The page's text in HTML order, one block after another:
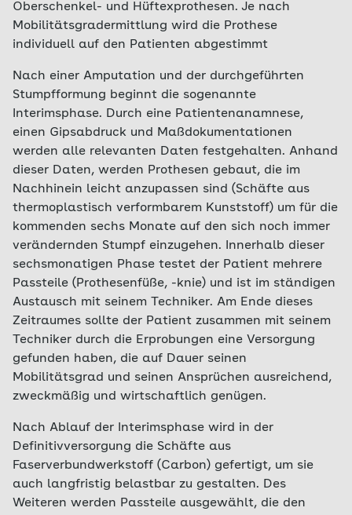
Oberschenkel- und Hüftexprothesen. Je nach
Mobilitätsgradermittlung wird die Prothese
individuell auf den Patienten abgestimmt
Nach einer Amputation und der durchgeführten
Stumpfformung beginnt die sogenannte
Interimsphase. Durch eine Patientenanamnese,
einen Gipsabdruck und Maßdokumentationen
werden alle relevanten Daten festgehalten. Anhand
dieser Daten, werden Prothesen gebaut, die im
Nachhinein leicht anzupassen sind (Schäfte aus
thermoplastisch verformbarem Kunststoff) um für die
kommenden sechs Monate auf den sich noch immer
verändernden Stumpf einzugehen. Innerhalb dieser
sechsmonatigen Phase testet der Patient mehrere
Passteile (Prothesenfüße, -knie) und ist im ständigen
Austausch mit seinem Techniker. Am Ende dieses
Zeitraumes sollte der Patient zusammen mit seinem
Techniker durch die Erprobungen eine Versorgung
gefunden haben, die auf Dauer seinen
Mobilitätsgrad und seinen Ansprüchen ausreichend,
zweckmäßig und wirtschaftlich genügen.
Nach Ablauf der Interimsphase wird in der
Definitivversorgung die Schäfte aus
Faserverbundwerkstoff (Carbon) gefertigt, um sie
auch langfristig belastbar zu gestalten. Des
Weiteren werden Passteile ausgewählt, die den